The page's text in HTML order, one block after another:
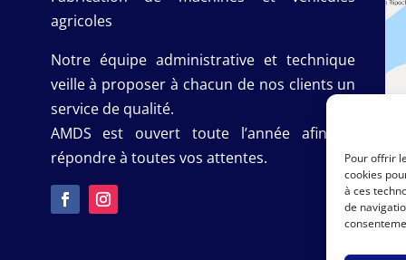
Pour offrir
cookies
à ces
de
agricoles
Notre équipe administrative et technique
veille à proposer à chacun de nos clients un
service de qualité.
AMDS est ouvert toute l’année afin de
répondre à toutes vos attentes.